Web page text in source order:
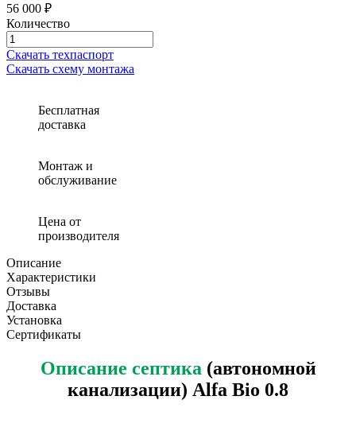
56 000 ₽
Количество
Количество
товара
Автономная
Скачать техпаспорт
Скачать схему монтажа
Бесплатная
доставка
Монтаж и
обслуживание
Цена от
производителя
Описание
Характеристики
Отзывы
Доставка
Установка
Сертификаты
Описание септика (автономной
канализации) Alfa Bio 0.8